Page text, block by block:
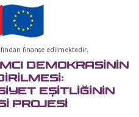
finanse edilmektedir.
DEMOKRASİNİN
EŞİTLİĞİNİN
PROJESİ